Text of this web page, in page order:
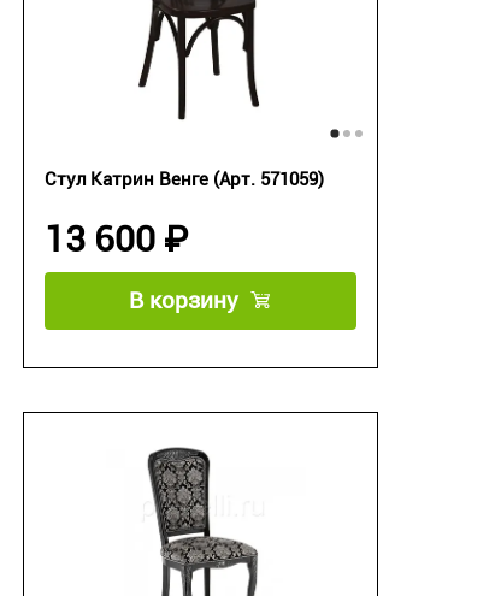
Стул Катрин Венге (Арт. 571059)
13 600 ₽
В корзину